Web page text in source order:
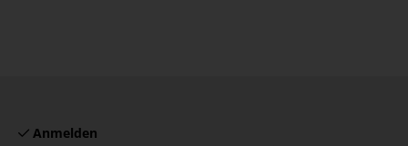
Anmelden